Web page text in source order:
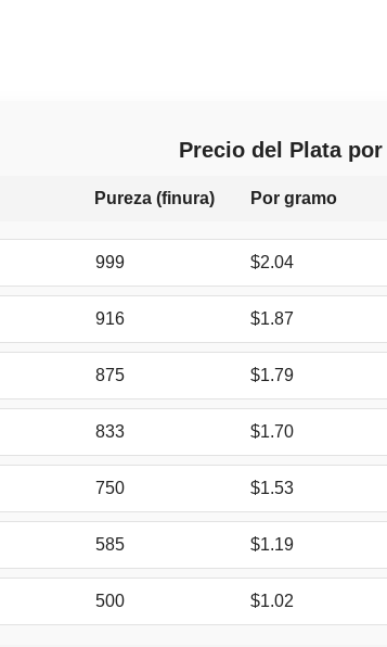
Precio del Plata
Pureza (finura) Por gramo
999 $2.04
916 $1.87
875 $1.79
833 $1.70
750 $1.53
585 $1.19
500 $1.02